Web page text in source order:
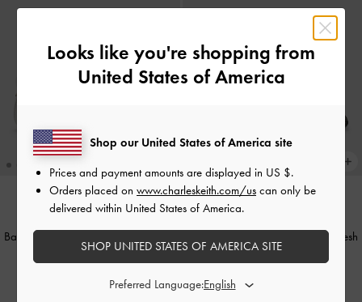
Ballerines Mary Jane en cuir et mesh
-Blanc Craie
Ballerines Mary Jane en cuir et mesh
à perles -Noir Texturé
€99.00
Looks like you're shopping from
United States of America
Shop our United States of America site
Prices and payment amounts are displayed in US $.
Orders placed on www.charleskeith.com/us can only be
delivered within United States of America.
SHOP UNITED STATES OF AMERICA SITE
Preferred Language: